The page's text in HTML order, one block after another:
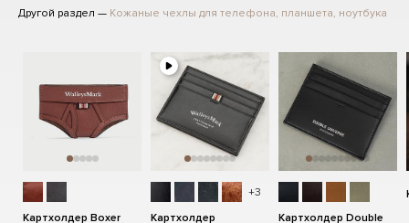
Другой раздел — Кожаные чехлы для телефона, планшета, ноутбука
Картхолдер Boxer
+3
Картхолдер
Картхолдер Double